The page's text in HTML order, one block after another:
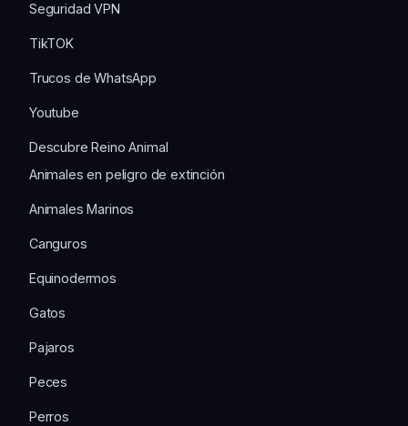
Seguridad VPN
TikTOK
Trucos de WhatsApp
Youtube
Descubre Reino Animal
Animales en peligro de extinción
Animales Marinos
Canguros
Equinodermos
Gatos
Pajaros
Peces
Perros